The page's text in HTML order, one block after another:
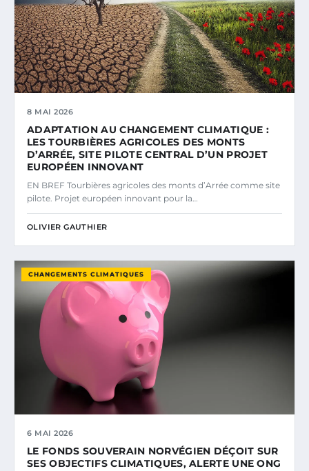
8 MAI 2026
ADAPTATION AU CHANGEMENT CLIMATIQUE :
LES TOURBIÈRES AGRICOLES DES MONTS
D’ARRÉE, SITE PILOTE CENTRAL D’UN PROJET
EUROPÉEN INNOVANT
EN BREF Tourbières agricoles des monts d’Arrée comme site
pilote. Projet européen innovant pour la…
OLIVIER GAUTHIER
CHANGEMENTS CLIMATIQUES
6 MAI 2026
LE FONDS SOUVERAIN NORVÉGIEN DÉÇOIT SUR
SES OBJECTIFS CLIMATIQUES, ALERTE UNE ONG